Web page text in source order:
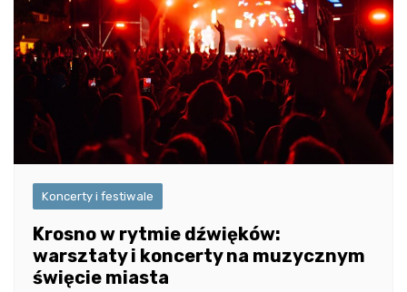
Koncerty i festiwale
Krosno w rytmie dźwięków:
warsztaty i koncerty na muzycznym
święcie miasta